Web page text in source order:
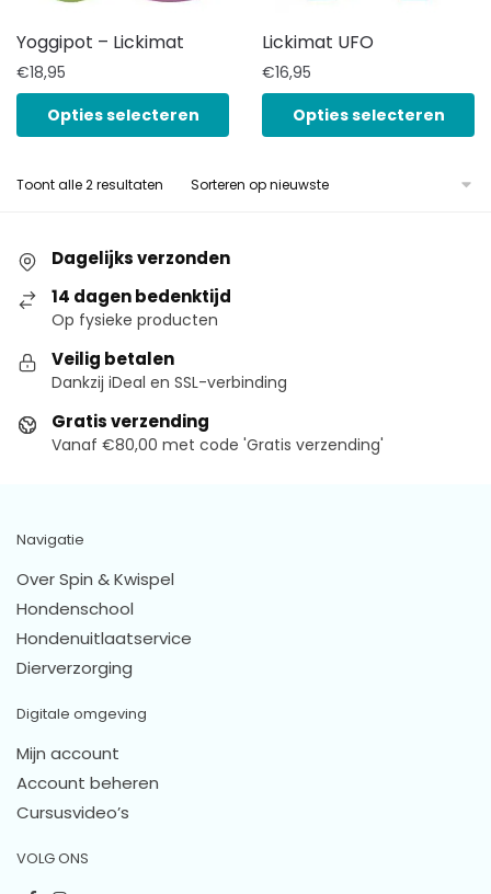
Yoggipot – Lickimat
€18,95
Opties selecteren
Lickimat UFO
€16,95
Opties selecteren
Toont alle 2 resultaten
Dagelijks verzonden
14 dagen bedenktijd
Op fysieke producten
Veilig betalen
Dankzij iDeal en SSL-verbinding
Gratis verzending
Vanaf €80,00 met code 'Gratis verzending'
Navigatie
Over Spin & Kwispel
Hondenschool
Hondenuitlaatservice
Dierverzorging
Digitale omgeving
Mijn account
Account beheren
Cursusvideo’s
VOLG ONS